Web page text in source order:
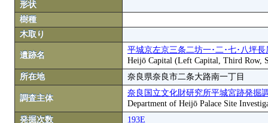
形状
樹種
木取り
遺跡名
平城京左京三条二坊一･二･七･八坪長
Heijō Capital (Left Capital, Third Row,
所在地
奈良県奈良市二条大路南一丁目
調査主体
奈良国立文化財研究所平城宮跡発掘
Department of Heijō Palace Site
発掘次数
193E